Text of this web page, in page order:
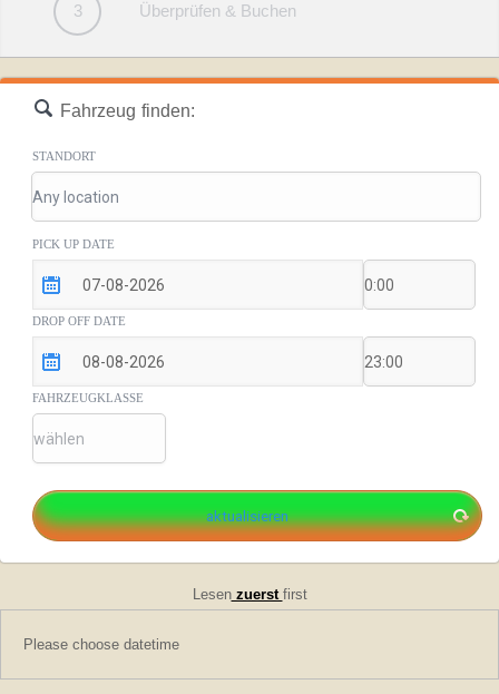
3 Überprüfen & Buchen
Fahrzeug finden:
STANDORT
PICK UP DATE
DROP OFF DATE
FAHRZEUGKLASSE
Lesenzuerst first
Please choose datetime